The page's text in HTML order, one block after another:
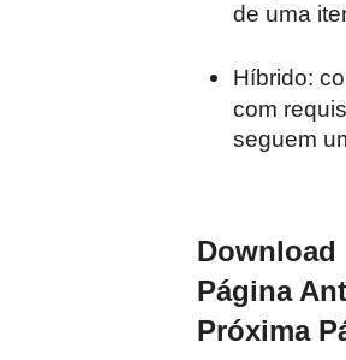
de uma
Híbrido:
com
seguem
Download
Página
Próxima